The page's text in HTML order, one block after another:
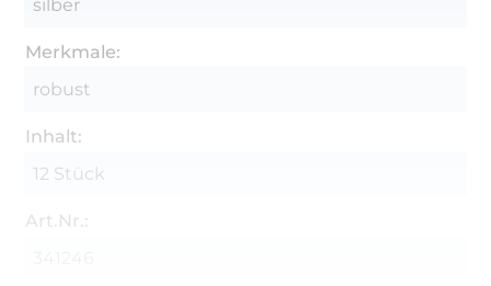
silber
Merkmale:
robust
Inhalt:
12 Stück
Art.Nr.: